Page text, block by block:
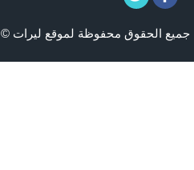
جميع الحقوق محفوظة لموقع ليرات © 2019-2024